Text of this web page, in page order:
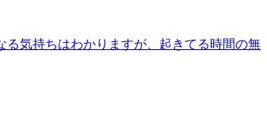
気持ちはわかりますが、起きてる時間の無